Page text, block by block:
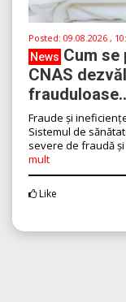
Posted: 09.08.2026 ,
News Cum se
CNAS
Fraude și
Sistemul de
severe de fraudă
mult
Like